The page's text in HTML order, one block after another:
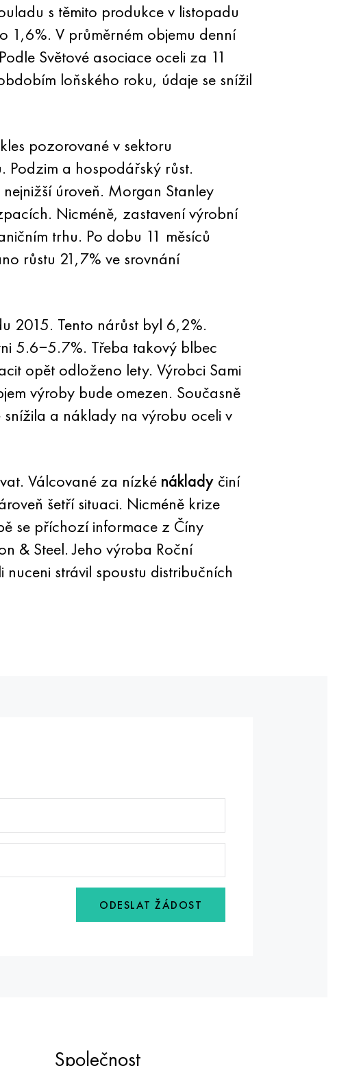
s těmito produkce v listopadu
1,6%. V průměrném objemu denní
Světové asociace oceli za 11
loňského roku, údaje se snížil
pozorované v sektoru
Podzim a hospodářský růst.
úroveň. Morgan Stanley
Nicméně, zastavení výrobní
trhu. Po dobu 11 měsíců
růstu 21,7% ve srovnání
2015. Tento nárůst byl 6,2%.
5.6−5.7%. Třeba takový blbec
opět odloženo lety. Výrobci Sami
výroby bude omezen. Současně
a náklady na výrobu oceli v
Válcované za nízké nákladyčiní
šetří situaci. Nicméně krize
se příchozí informace z Číny
& Steel. Jeho výroba Roční
strávil spoustu distribučních
ODESLAT ŽÁDOST
Společnost